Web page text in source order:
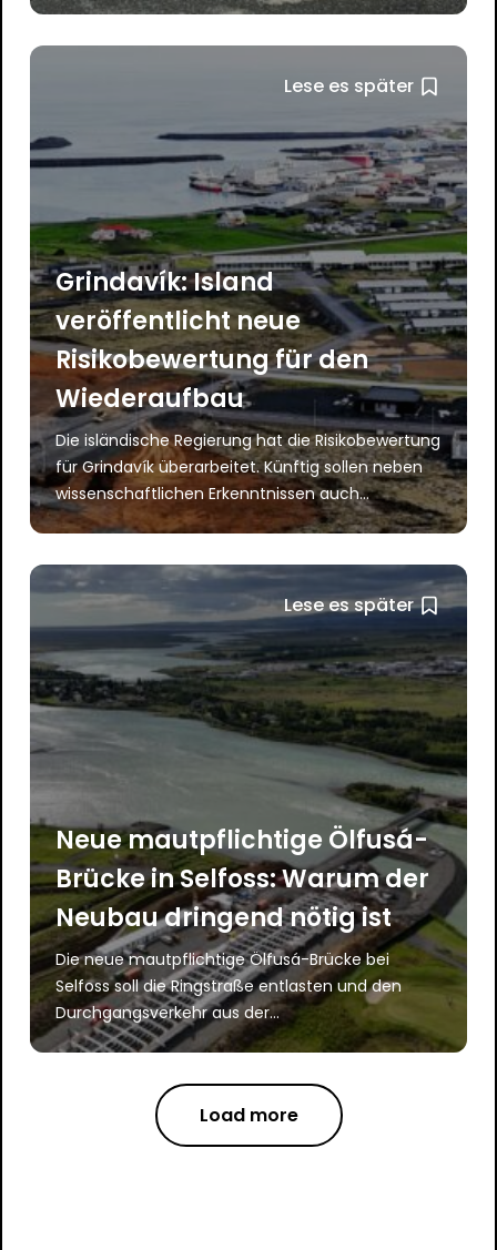
Lese es später
Grindavík: Island
veröffentlicht neue
Risikobewertung für den
Wiederaufbau
Die isländische Regierung hat die Risikobewertung
für Grindavík überarbeitet. Künftig sollen neben
wissenschaftlichen Erkenntnissen auch...
Lese es später
Neue mautpflichtige Ölfusá-
Brücke in Selfoss: Warum der
Neubau dringend nötig ist
Die neue mautpflichtige Ölfusá-Brücke bei
Selfoss soll die Ringstraße entlasten und den
Durchgangsverkehr aus der...
Load more